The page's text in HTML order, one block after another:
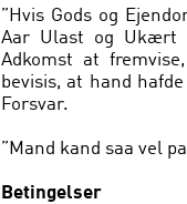
”Hvis Gods og
Aar Ulast og Ukært
Adkomst at
bevisis, at hand
Forsvar.
”Mand kand saa vel
Betingelser